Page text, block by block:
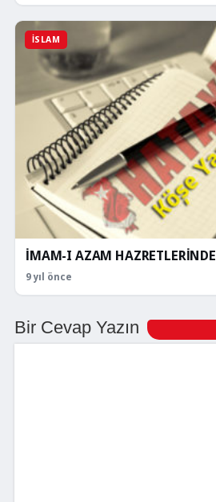
İSLAM
İMAM-I AZAM
9 yıl önce
Bir Cevap Yazın